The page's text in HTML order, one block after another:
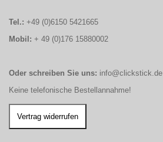
Tel.: +49 (0)6150 5421665
Mobil: + 49 (0)176 15880002
Oder schreiben Sie uns: info@clickstick.de
Keine telefonische Bestellannahme!